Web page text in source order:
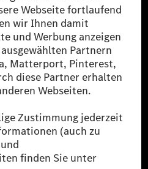
AG (ehemals Daimler AG)
Automobilunternehmen
Benz AG gehören wir zu
Premium- und Luxus-Pkw
Mobility AG bietet
und –miete,
Services rund um Laden
von Versicherungen
an.